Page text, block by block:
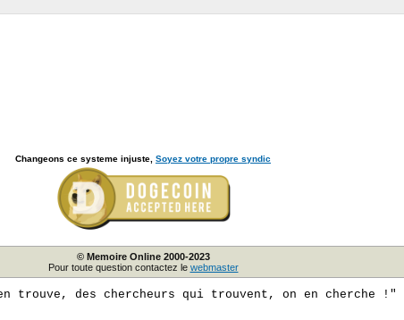
Changeons ce systeme injuste, Soyez votre propre syndic
© Memoire Online 2000-2023
Pour toute question contactez le webmaster
trouve, des chercheurs qui trouvent, on en cherche !"